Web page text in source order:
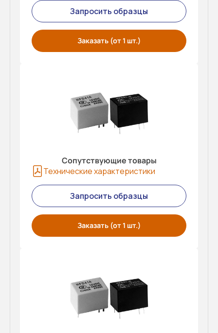
Запросить образцы
Заказать (от 1 шт.)
Сопутствующие товары
Технические характеристики
Запросить образцы
Заказать (от 1 шт.)